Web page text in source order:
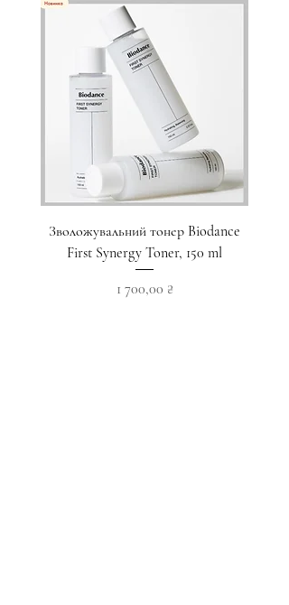
Зволожувальний тонер Biodance
First Synergy Toner, 150 ml
Ціна
1 700,00 ₴